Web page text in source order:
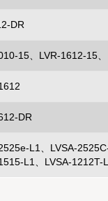
DR
15、LVR-1612-15
DR
L1、LVSA-
L1、LVSA-1212T-